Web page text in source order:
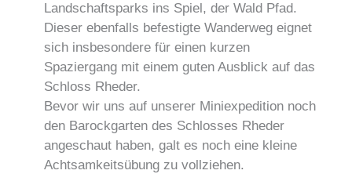
Landschaftsparks ins Spiel, der Wald Pfad.
Dieser ebenfalls befestigte Wanderweg eignet
sich insbesondere für einen kurzen
Spaziergang mit einem guten Ausblick auf das
Schloss Rheder.
Bevor wir uns auf unserer Miniexpedition noch
den Barockgarten des Schlosses Rheder
angeschaut haben, galt es noch eine kleine
Achtsamkeitsübung zu vollziehen.